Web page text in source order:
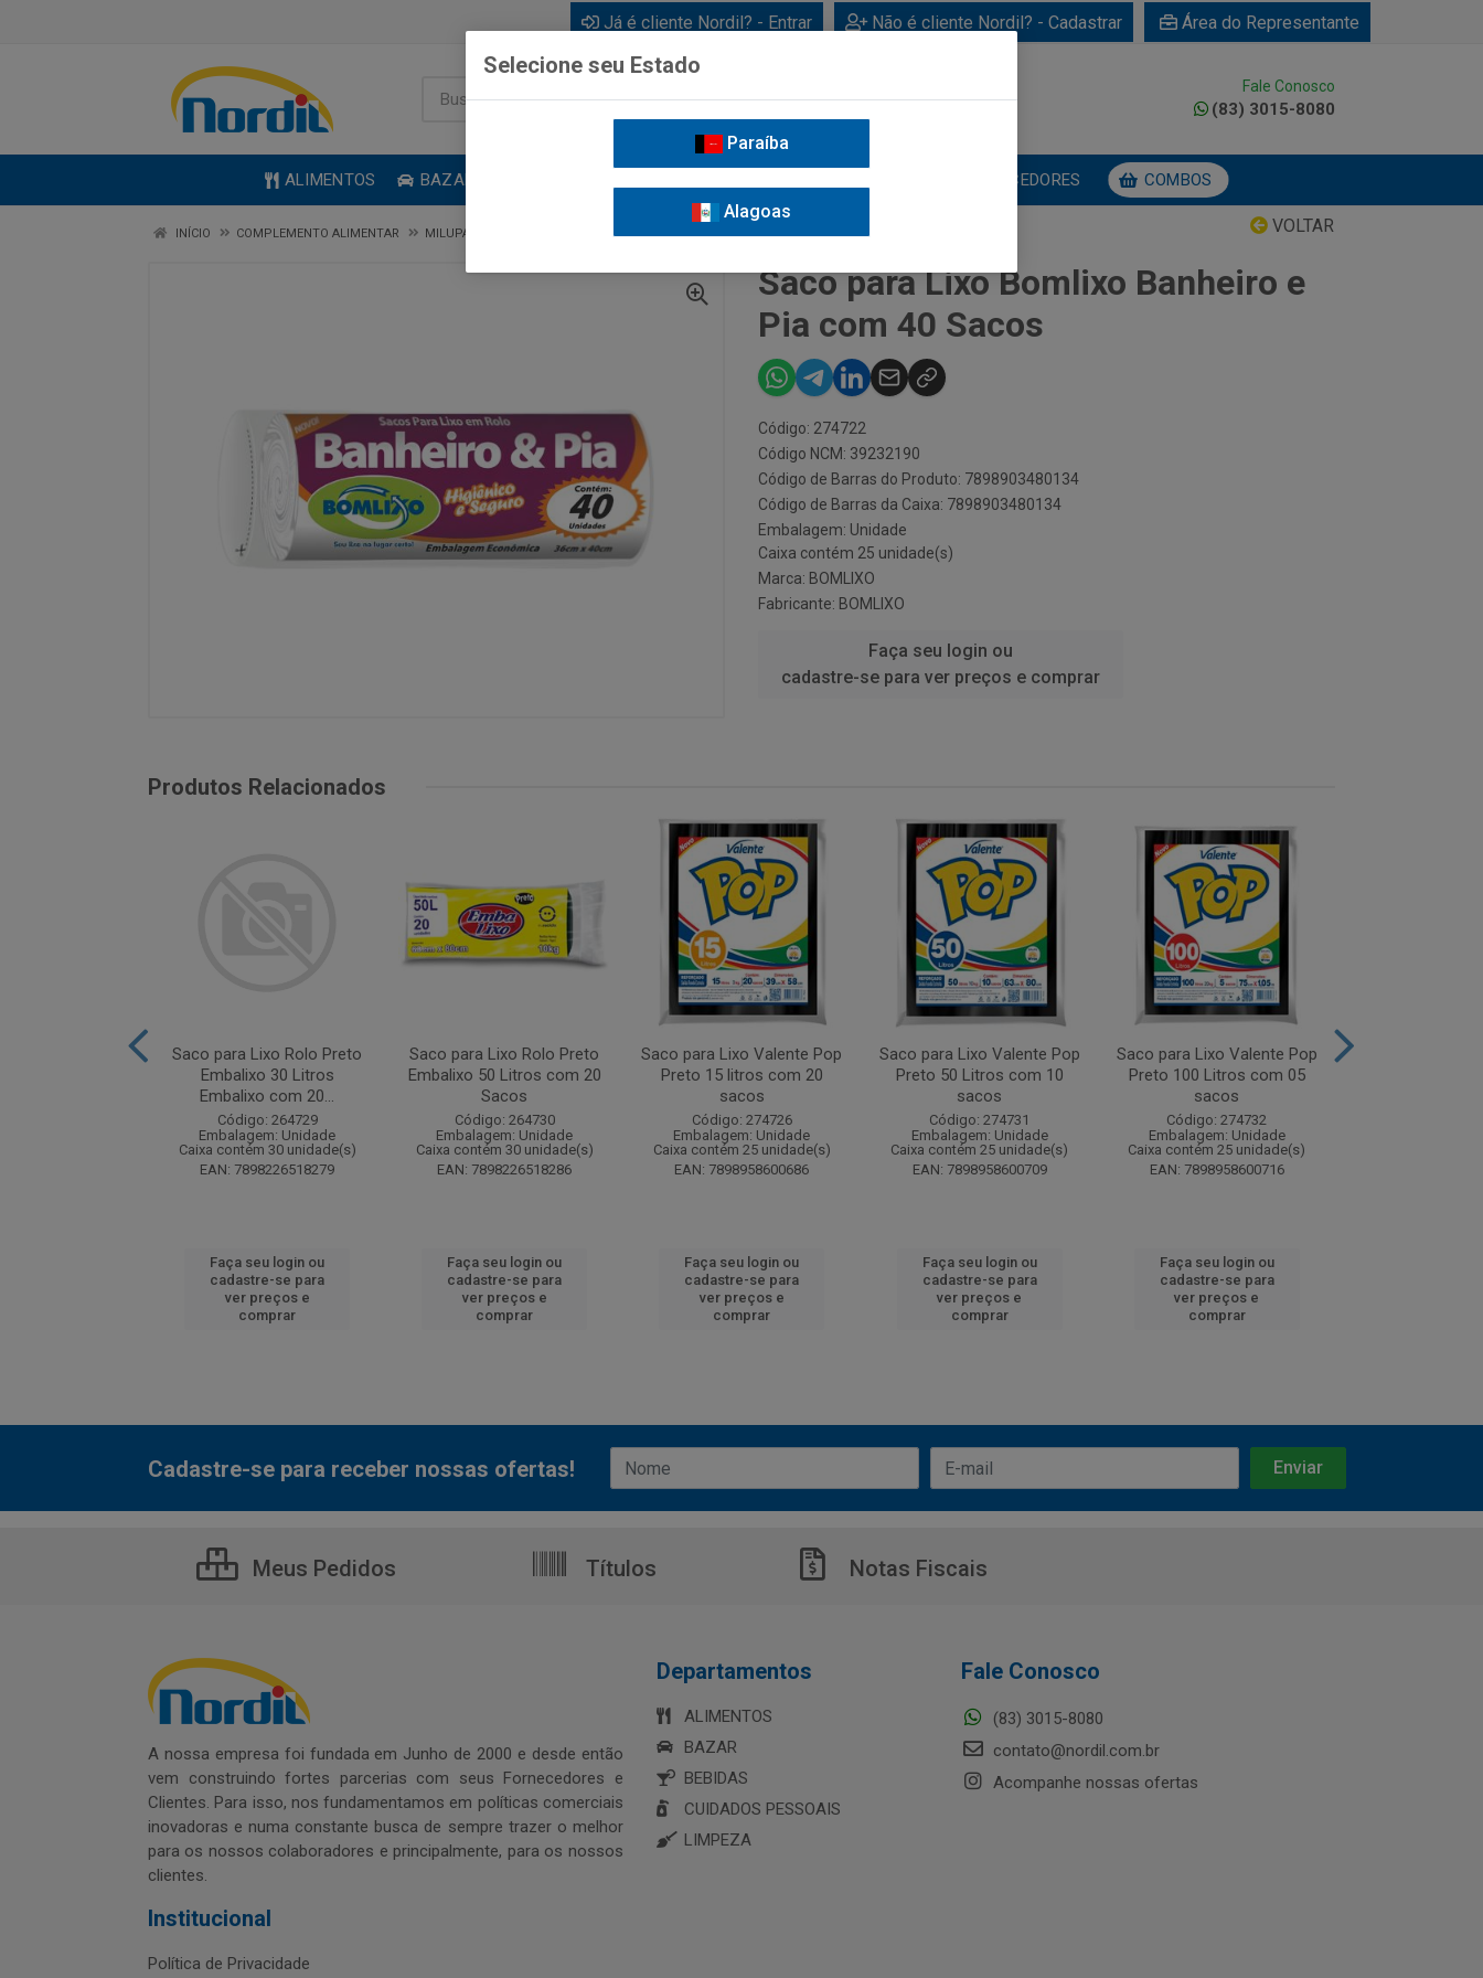
Já é cliente Nordil? - Entrar Não é cliente Nordil? - Cadastrar Área do Representante
Fale Conosco
(83) 3015-8080
ALIMENTOS BAZAR FORNECEDORES COMBOS
VOLTAR
INÍCIO COMPLEMENTO ALIMENTAR MILUPA SACO PARA LIXO BOMLIXO BANHEIRO E PIA COM 40 SACOS
Saco para Lixo Bomlixo Banheiro e
Pia com 40 Sacos
Código: 274722
Código NCM: 39232190
Código de Barras do Produto: 7898903480134
Código de Barras da Caixa: 7898903480134
Embalagem: Unidade
Caixa contém 25 unidade(s)
Marca: BOMLIXO
Fabricante: BOMLIXO
Faça seu login ou
cadastre-se para ver preços e comprar
Produtos Relacionados
Saco para Lixo Rolo Preto
Embalixo 30 Litros
Embalixo com 20...
Código: 264729
Embalagem: Unidade
Caixa contém 30 unidade(s)
EAN: 7898226518279
Faça seu login ou
cadastre-se para
ver preços e
comprar
Saco para Lixo Rolo Preto
Embalixo 50 Litros com 20
Sacos
Código: 264730
Embalagem: Unidade
Caixa contém 30 unidade(s)
EAN: 7898226518286
Faça seu login ou
cadastre-se para
ver preços e
comprar
Saco para Lixo Valente Pop
Preto 15 litros com 20
sacos
Código: 274726
Embalagem: Unidade
Caixa contém 25 unidade(s)
EAN: 7898958600686
Faça seu login ou
cadastre-se para
ver preços e
comprar
Saco para Lixo Valente Pop
Preto 50 Litros com 10
sacos
Código: 274731
Embalagem: Unidade
Caixa contém 25 unidade(s)
EAN: 7898958600709
Faça seu login ou
cadastre-se para
ver preços e
comprar
Saco para Lixo Valente Pop
Preto 100 Litros com 05
sacos
Código: 274732
Embalagem: Unidade
Caixa contém 25 unidade(s)
EAN: 7898958600716
Faça seu login ou
cadastre-se para
ver preços e
comprar
Cadastre-se para receber nossas ofertas!
Meus Pedidos Títulos Notas Fiscais
A nossa empresa foi fundada em Junho de 2000 e desde então
vem construindo fortes parcerias com seus Fornecedores e
Clientes. Para isso, nos fundamentamos em políticas comerciais
inovadoras e numa constante busca de sempre trazer o melhor
para os nossos colaboradores e principalmente, para os nossos
clientes.
Institucional
Política de Privacidade
Departamentos
ALIMENTOS
BAZAR
BEBIDAS
CUIDADOS PESSOAIS
LIMPEZA
Fale Conosco
(83) 3015-8080
contato@nordil.com.br
Acompanhe nossas ofertas
Selecione seu Estado
Paraíba
Alagoas